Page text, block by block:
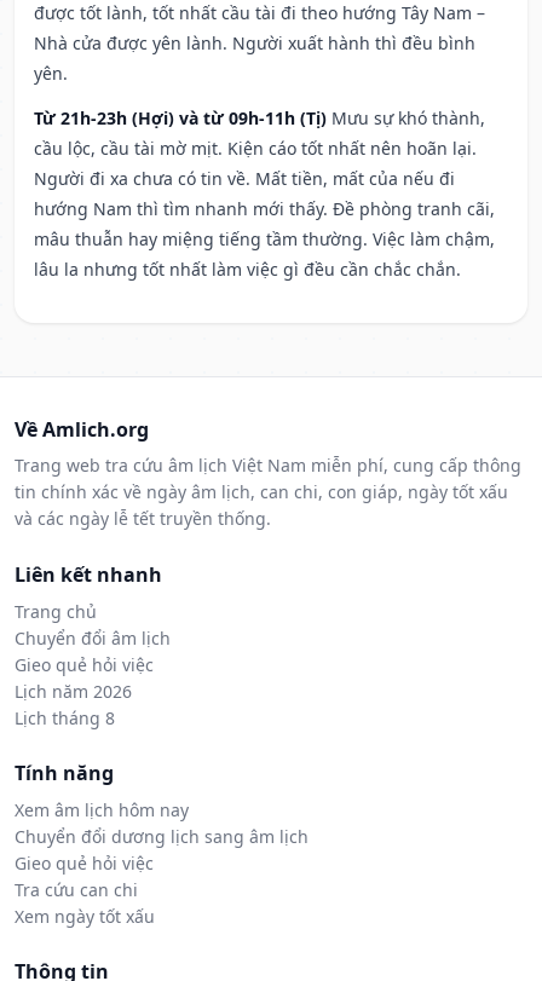
được tốt lành, tốt nhất cầu tài đi theo hướng Tây Nam –
Nhà cửa được yên lành. Người xuất hành thì đều bình
yên.
Từ 21h-23h (Hợi) và từ 09h-11h (Tị) Mưu sự khó thành,
cầu lộc, cầu tài mờ mịt. Kiện cáo tốt nhất nên hoãn lại.
Người đi xa chưa có tin về. Mất tiền, mất của nếu đi
hướng Nam thì tìm nhanh mới thấy. Đề phòng tranh cãi,
mâu thuẫn hay miệng tiếng tầm thường. Việc làm chậm,
lâu la nhưng tốt nhất làm việc gì đều cần chắc chắn.
Về Amlich.org
Trang web tra cứu âm lịch Việt Nam miễn phí, cung cấp thông
tin chính xác về ngày âm lịch, can chi, con giáp, ngày tốt xấu
và các ngày lễ tết truyền thống.
Liên kết nhanh
Trang chủ
Chuyển đổi âm lịch
Gieo quẻ hỏi việc
Lịch năm 2026
Lịch tháng 8
Tính năng
Xem âm lịch hôm nay
Chuyển đổi dương lịch sang âm lịch
Gieo quẻ hỏi việc
Tra cứu can chi
Xem ngày tốt xấu
Thông tin